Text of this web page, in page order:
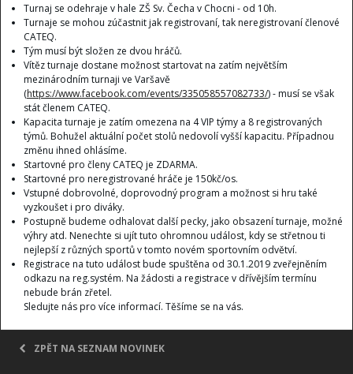
Turnaj se odehraje v hale ZŠ Sv. Čecha v Chocni - od 10h.
Turnaje se mohou zúčastnit jak registrovaní, tak neregistrovaní členové
CATEQ.
Tým musí být složen ze dvou hráčů.
Vítěz turnaje dostane možnost startovat na zatím největším
mezinárodním turnaji ve Varšavě
(https://www.facebook.com/events/335058557082733/) - musí se však
stát členem CATEQ.
Kapacita turnaje je zatím omezena na 4 VIP týmy a 8 registrovaných
týmů. Bohužel aktuální počet stolů nedovolí vyšší kapacitu. Případnou
změnu ihned ohlásíme.
Startovné pro členy CATEQ je ZDARMA.
Startovné pro neregistrované hráče je 150kč/os.
Vstupné dobrovolné, doprovodný program a možnost si hru také
vyzkoušet i pro diváky.
Postupně budeme odhalovat další pecky, jako obsazení turnaje, možné
výhry atd. Nenechte si ujít tuto ohromnou událost, kdy se střetnou ti
nejlepší z různých sportů v tomto novém sportovním odvětví.
Registrace na tuto událost bude spuštěna od 30.1.2019 zveřejněním
odkazu na reg.systém. Na žádosti a registrace v dřívějším termínu
nebude brán zřetel.
Sledujte nás pro více informací. Těšíme se na vás.
ZPĚT NA SEZNAM NOVINEK